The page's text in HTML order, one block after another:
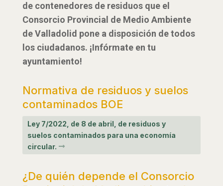
de contenedores de residuos que el
Consorcio Provincial de Medio Ambiente
de Valladolid pone a disposición de todos
los ciudadanos. ¡Infórmate en tu
ayuntamiento!
Normativa de residuos y suelos
contaminados BOE
Ley 7/2022, de 8 de abril, de residuos y
suelos contaminados para una economía
circular.
¿De quién depende el Consorcio